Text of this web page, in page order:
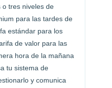
o tres niveles de
para las tardes de
estándar para los
de valor para las
hora de la mañana
tu sistema de
y comunica